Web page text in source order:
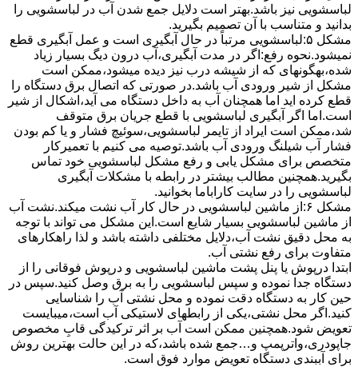
لباسشویی نیز باشد.بهتر است دلایل جمع شدن آب در لباسشویی را
بدانید و متناسب با آن تصمیم بگیرید.
مشکل ۵:لباسشویی مرتباً در ﺣﺎل آﺑﮕﯿﺮی اﺳﺖ و ﻋﻤﻞ آﺑﮕﯿﺮی ﻗﻄﻊ
نمیشود.نحوه رﻓﻊ:اﮔﺮ در ﻣﺪت آﺑﮕﯿﺮی،آب درون دﯾﮓ ﺑﺴﯿﺎر زﯾﺎد
ﺷﺪه،بهگونهای ﮐﻪ از ﺷﯿﺸﻪ درب ﻧﯿﺰ دﯾﺪه میشود،ممکن است
مشکل از شیر ورودی آب باشد.در صورتی که اتصال برق دستگاه را
قطع کرده اید اما همچنان آب به داخل دستگاه می آید،اشکال از شیر
است.اما اگر آبگیری لباسشویی با قطع جریان برق متوقف
شد،ممکن است ایراد از تایمر لباسشویی،سوئیچ فشار و یا کم بودن
فشار آب شیلنگ ورودی آب باشد.توصیه می کنیم با تعمیرکار
متخصص برای مشکل یابی و رفع مشکل لباسشویی خود تماس
بگیرید.همچنین مطالب بیشتر در رابطه با مشکلات آبگیری
لباسشویی را در سایت کاراباما بخوانید.
مشکل ۶:از ﻣﺎﺷﯿﻦ لباسشویی در ﺣﺎل ﮐﺎر آب ﻧﺸﺖ میکند.نشت آب
از ماشین لباسشویی بسیار شایع است.این مشکل می تواند با توجه
به محل دقیق نشت آب،دلایل مختلفی داشته باشد و لذا راهکارهای
متفاوت برای رفع نشتی آب.
ابتدا درپوش یا پنل ﭘﺸﺖ ﻣﺎﺷﯿﻦ لباسشویی و درپوش ﻓﻮﻗﺎﻧﯽ را از
دستگاه ﺟﺪا ﻧﻤﻮده و ﺳﭙﺲ لباسشویی را ﺑﻪ ﺑﺮق وصل ﮐﻨﯿﺪ.سپس در
حین کار به دستگاه دقت نموده و ﻣﺤﻞ نشتی آب را ﺷﻨﺎﺳﺎﯾﯽ
کنید.اﮔﺮ ﻣﺤﻞ نشتی،ﯾﮑﯽ از رابطهای ﻻﺳﺘﯿﮑﯽ آب اﺳﺖ،میبایست
ﺗﻌﻮﯾﺾ شود.همچنین ﻣﻤﮑﻦ اﺳﺖ آب بر اثر ﺗﺮﮐﯿﺪﮔﯽ قابِ ﻣﺨﺼﻮص
ﺟﺎﭘﻮدری،واترپمپ و…جمع شده ﺑﺎﺷﺪ،ﮐﻪ در این حالت بهترین روش
برای آببندی دستگاه ﺗﻌﻮﯾﺾ ﻣﻮارد ﻓﻮق اﺳﺖ.